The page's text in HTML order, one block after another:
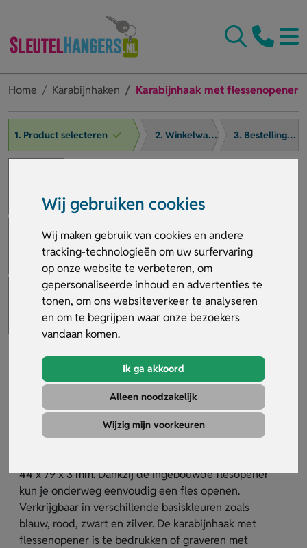
Wij gebruiken cookies
Wij maken gebruik van cookies en andere
tracking-technologieën om uw surfervaring
op onze website te verbeteren, om
gepersonaliseerde inhoud en advertenties te
tonen, om ons websiteverkeer te analyseren
en om te begrijpen waar onze bezoekers
vandaan komen.
Ik ga akkoord
Alleen noodzakelijk
Wijzig mijn voorkeuren
Home Karabijnhaken Karabijnhaak met flessenopener
1. Product selecteren 2. Winkelwagen 3. Bestelling afronden
Karabijnhaak met flessenopener
Artikelnummer:22781
De karabijnhaak met flessenopener is gemaakt van
44 x 79 x 3 mm. Dankzij de ingebouwde flesopener
kun je onderweg eenvoudig een fles openen.
Verkrijgbaar in verschillende basiskleuren zoals
blauw, rood, zwart en zilver. De karabijnhaak met
flessenopener is te bedrukken of graveren met